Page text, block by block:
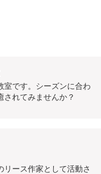
室です。シーズンに合わ
されてみませんか？
リース作家として活動さ